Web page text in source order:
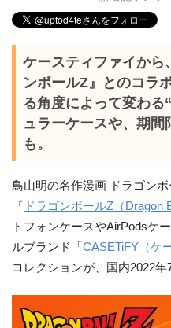
ケースティファイから
ンボールZ』とのコラ
る角度によって変わる
ュラーケースや、期間
も。
鳥山明の名作漫画 ドラゴン
『 ドラゴンボールZ（Dragon
トフォンケースやAirPodsケ
ルブランド「 CASETiFY（ケ
コレクションが、国内2022年